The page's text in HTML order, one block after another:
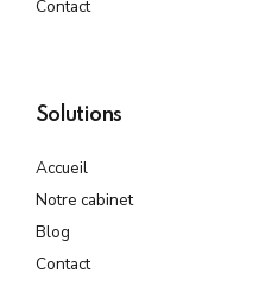
Contact
Solutions
Accueil
Notre cabinet
Blog
Contact